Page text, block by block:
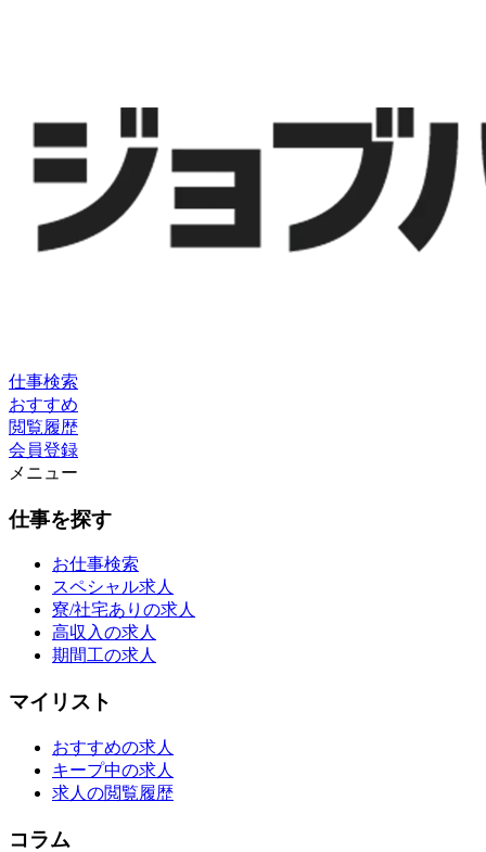
仕事検索
おすすめ
閲覧履歴
会員登録
メニュー
仕事を探す
お仕事検索
スペシャル求人
寮/社宅ありの求人
高収入の求人
期間工の求人
マイリスト
おすすめの求人
キープ中の求人
求人の閲覧履歴
コラム